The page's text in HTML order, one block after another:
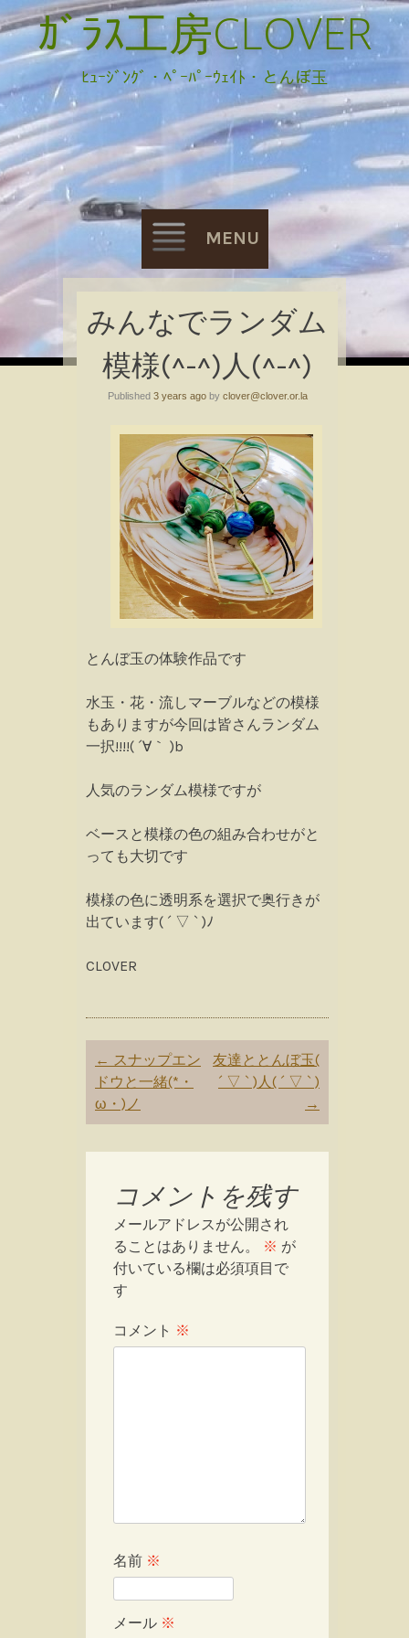
ｶﾞﾗｽ工房CLOVER
ﾋｭｰｼﾞﾝｸﾞ・ﾍﾟｰﾊﾟｰｳｪｲﾄ・とんぼ玉
MENU
Skip
to
content
みんなでランダム
模様(^-^)人(^-^)
Published 3 years agoby clover@clover.or.la
とんぼ玉の体験作品です
水玉・花・流しマーブルなどの模様
もありますが今回は皆さんランダム
一択!!!!( ´∀｀ )b
人気のランダム模様ですが
ベースと模様の色の組み合わせがと
っても大切です
模様の色に透明系を選択で奥行きが
出ています( ´ ▽ ` )ﾉ
CLOVER
Post
navigation
← スナップエン
ドウと一緒(*・
ω・)ノ
友達ととんぼ玉(
´ ▽ ` )人( ´ ▽ ` )
→
コメントを残す
メールアドレスが公開され
ることはありません。
※ が
付いている欄は必須項目で
す
コメント ※
名前 ※
メール ※